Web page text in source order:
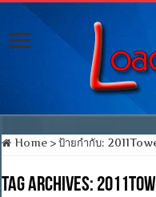
Home > ป้ายกำกับ:
Tag Archives: